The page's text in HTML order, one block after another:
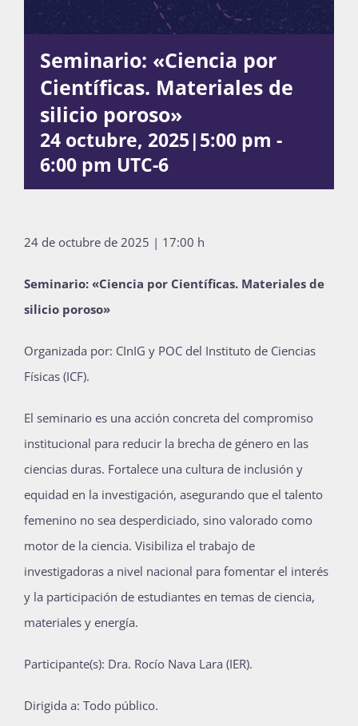
Actividades
La Boletina
Blog
Recursos
Bienvenida generación 2027-1
Seminario: «Ciencia por
Científicas. Materiales de
silicio poroso»
24 octubre, 2025|5:00 pm -
6:00 pm UTC-6
24 de octubre de 2025 | 17:00 h
Seminario: «Ciencia por Científicas. Materiales de
silicio poroso»
Organizada por: CInIG y POC del Instituto de Ciencias
Físicas (ICF).
El seminario es una acción concreta del compromiso
institucional para reducir la brecha de género en las
ciencias duras. Fortalece una cultura de inclusión y
equidad en la investigación, asegurando que el talento
femenino no sea desperdiciado, sino valorado como
motor de la ciencia. Visibiliza el trabajo de
investigadoras a nivel nacional para fomentar el interés
y la participación de estudiantes en temas de ciencia,
materiales y energía.
Participante(s): Dra. Rocío Nava Lara (IER).
Dirigida a: Todo público.